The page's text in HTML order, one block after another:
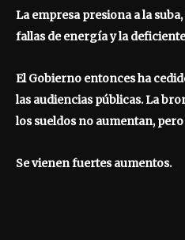
La empresa presiona a la
fallas de energía y la
El Gobierno entonces ha
las audiencias públicas. La
los sueldos no aumentan,
Se vienen fuertes aumentos.